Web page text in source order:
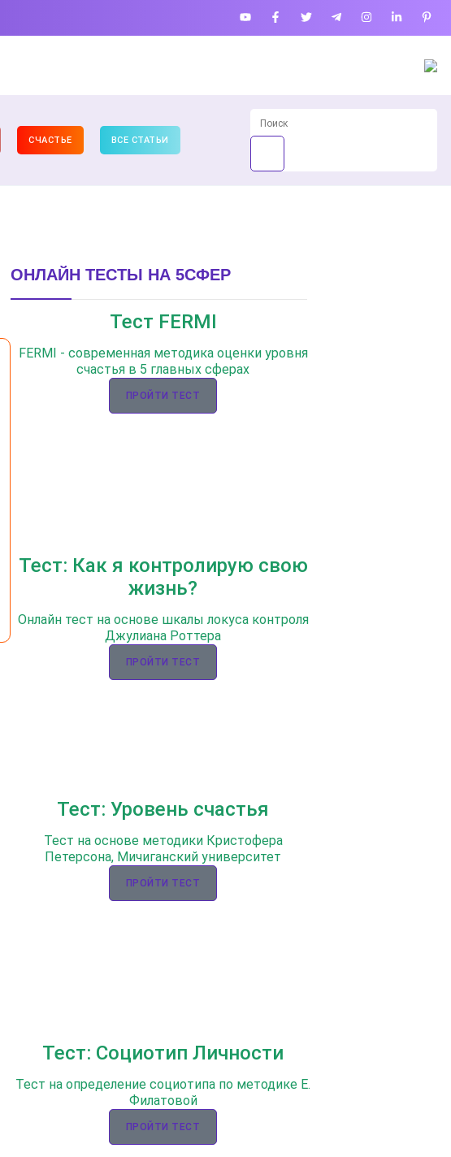
СЧАСТЬЕ ВСЕ СТАТЬИ
ОНЛАЙН ТЕСТЫ НА 5СФЕР
Тест FERMI
FERMI - современная методика оценки уровня
счастья в 5 главных сферах
ПРОЙТИ ТЕСТ
Тест: Как я контролирую свою
жизнь?
Онлайн тест на основе шкалы локуса контроля
Джулиана Роттера
ПРОЙТИ ТЕСТ
Тест: Уровень счастья
Тест на основе методики Кристофера
Петерсона, Мичиганский университет
ПРОЙТИ ТЕСТ
Тест: Социотип Личности
Тест на определение социотипа по методике Е.
Филатовой
ПРОЙТИ ТЕСТ